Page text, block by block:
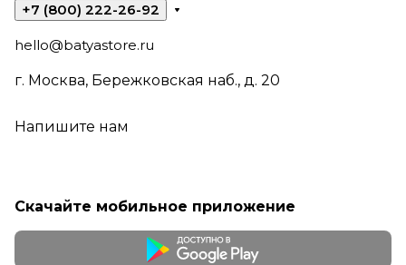
+7 (800) 222-26-92
hello@batyastore.ru
г. Москва, Бережковская наб., д. 20
Напишите нам
Скачайте мобильное приложение